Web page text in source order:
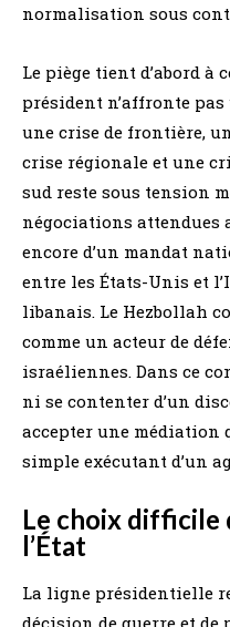
normalisation sous
Le piège tient d’abord à
président n’affronte
une crise de frontière,
crise régionale et une
sud reste sous tension
négociations attendues
encore d’un mandat
entre les États-Unis et
libanais. Le Hezbollah
comme un acteur de
israéliennes. Dans ce
ni se contenter d’un
accepter une médiation
simple exécutant d’un
Le choix difficile
l’État
La ligne présidentielle
décision de guerre et